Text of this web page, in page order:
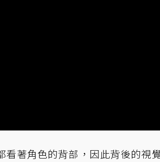
著角色的背部，因此背後的視